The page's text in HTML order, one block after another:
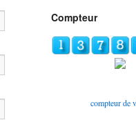
Compteur
compteur de